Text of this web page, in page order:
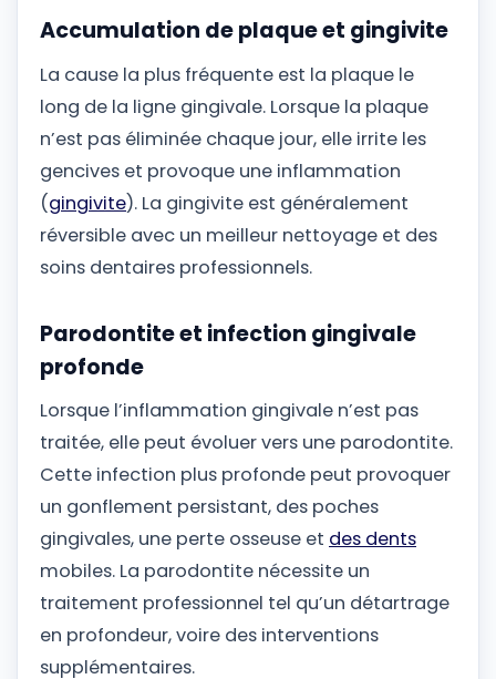
Accumulation de plaque et gingivite
La cause la plus fréquente est la plaque le
long de la ligne gingivale. Lorsque la plaque
n’est pas éliminée chaque jour, elle irrite les
gencives et provoque une inflammation
(gingivite). La gingivite est généralement
réversible avec un meilleur nettoyage et des
soins dentaires professionnels.
Parodontite et infection gingivale
profonde
Lorsque l’inflammation gingivale n’est pas
traitée, elle peut évoluer vers une parodontite.
Cette infection plus profonde peut provoquer
un gonflement persistant, des poches
gingivales, une perte osseuse et des dents
mobiles. La parodontite nécessite un
traitement professionnel tel qu’un détartrage
en profondeur, voire des interventions
supplémentaires.